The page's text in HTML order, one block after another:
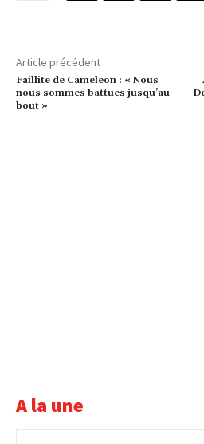
Article précédent
Faillite de Cameleon : « Nous
nous sommes battues jusqu’au
bout »
A la une